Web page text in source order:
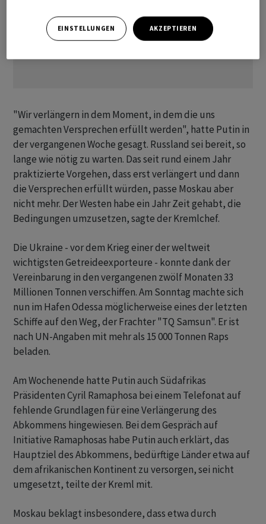
"Wir verlängern in dem Moment, in dem die uns
gemachten Versprechen erfüllt werden", hatte Putin in
der vergangenen Woche gesagt. Russland sei bereit, so
lange wie nötig zu warten. Das seit rund einem Jahr
praktizierte Vorgehen, dass erst verlängert und dann
die Versprechen erfüllt würden, passe Moskau aber
nicht mehr. Der Westen habe ein Jahr Zeit gehabt, die
Bedingungen umzusetzen, sagte der Kremlchef.
Die Ukraine - vor dem Krieg einer der weltweit
wichtigsten Getreideexporteure - konnte dank der
Vereinbarung in den vergangenen zwölf Monaten 33
Millionen Tonnen verschiffen. Am Sonntag machte sich
nun im Hafen Odessa möglicherweise eines der letzten
Schiffe auf den Weg, der Frachter "TQ Samsun". Er ist
nach UN-Angaben mit mehr als 15 000 Tonnen Raps
beladen.
Am Wochenende hatte Putin auch Südafrikas
Präsidenten Cyril Ramaphosa bei einem Telefonat auf
fehlende Grundlagen für eine Verlängerung des
Abkommens hingewiesen. Bei dem Gespräch auf
Initiative Ramaphosas habe Putin auch erklärt, das
Hauptziel des Abkommens, bedürftige Länder etwa auf
dem afrikanischen Kontinent zu versorgen, sei nicht
umgesetzt, teilte der Kreml mit.
Moskau beklagt insbesondere, dass etwa durch
EINSTELLUNGEN AKZEPTIEREN